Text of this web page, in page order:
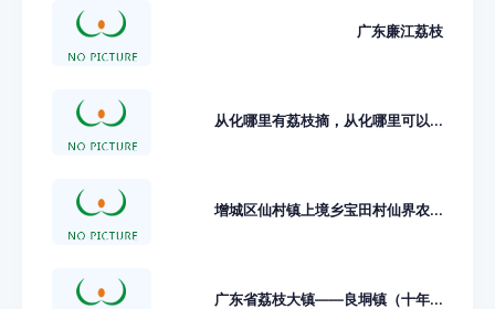
广东廉江荔枝
从化哪里有荔枝摘，从化哪里可以...
增城区仙村镇上境乡宝田村仙界农...
广东省荔枝大镇——良垌镇（十年...